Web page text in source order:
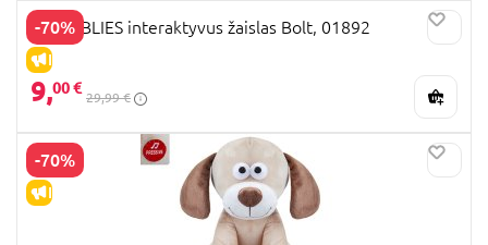
-70%
IŠPARDAVIMAS
GRUMBLIES interaktyvus žaislas Bolt, 01892
9,00 €
29,99 €
-70%
IŠPARDAVIMAS